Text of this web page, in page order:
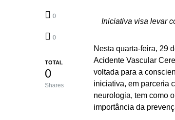
TOTAL
0
Shares
0
0
Iniciativa visa levar
Nesta quarta-feira, 29
Acidente Vascular
voltada para a
iniciativa, em parceria
neurologia, tem como
importância da